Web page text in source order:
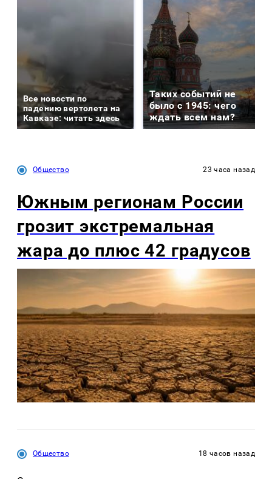
Все новости по
падению вертолета на
Кавказе: читать здесь
Таких событий не
было с 1945: чего
ждать всем нам?
Общество 23 часа назад
Южным регионам России
грозит экстремальная
жара до плюс 42 градусов
Общество 18 часов назад